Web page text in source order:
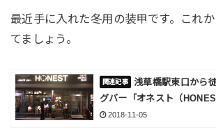
最近手に入れた冬用の装甲です。これ
てましょう。
浅草橋駅東口から
グバー「オネスト（
2018-11-05